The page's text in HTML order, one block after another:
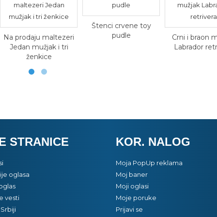
Na prodaju maltezeri
Jedan mužjak i tri
ženkice
Štenci crvene toy
pudle
Crni i braon
Labrador
STRANICE
oglasa
vesti
KOR. NALOG
Moja PopUp reklama
Moj baner
Moji oglasi
Moje poruke
Prijavi se